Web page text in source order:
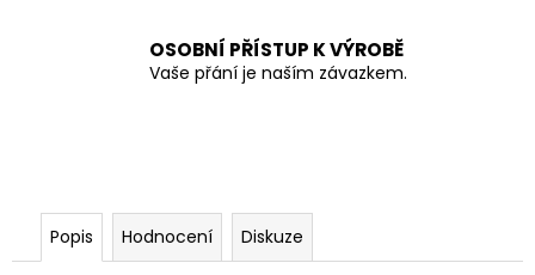
OSOBNÍ PŘÍSTUP K VÝROBĚ
Vaše přání je naším závazkem.
Popis Hodnocení Diskuze